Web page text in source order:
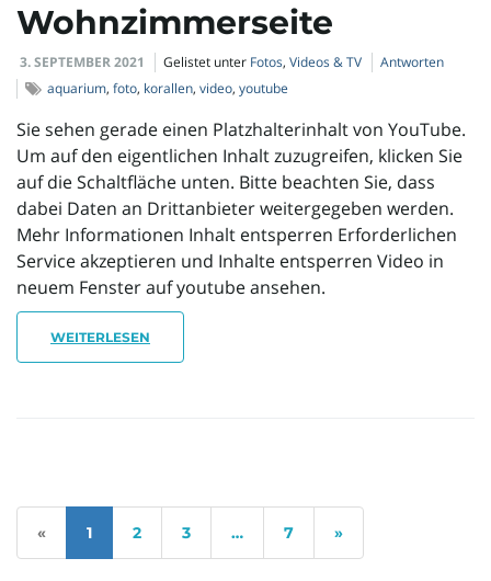
Wohnzimmerseite
3. SEPTEMBER 2021 Gelistet unter Fotos, Videos & TV
Antworten
aquarium, foto, korallen, video, youtube
Sie sehen gerade einen Platzhalterinhalt von YouTube.
Um auf den eigentlichen Inhalt zuzugreifen, klicken Sie
auf die Schaltfläche unten. Bitte beachten Sie, dass
dabei Daten an Drittanbieter weitergegeben werden.
Mehr Informationen Inhalt entsperren Erforderlichen
Service akzeptieren und Inhalte entsperren Video in
neuem Fenster auf youtube ansehen.
WEITERLESEN
« 1 2 3 … 7 »